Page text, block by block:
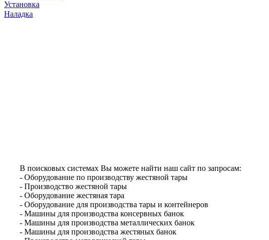
Установка
Наладка
В поисковых системах Вы можете найти наш сайт по запросам:
- Оборудование по производству жестяной тары
- Производство жестяной тары
- Оборудование жестяная тара
- Оборудование для производства тары и контейнеров
- Машины для производства консервных банок
- Машины для производства металлических банок
- Машины для производства жестяных банок